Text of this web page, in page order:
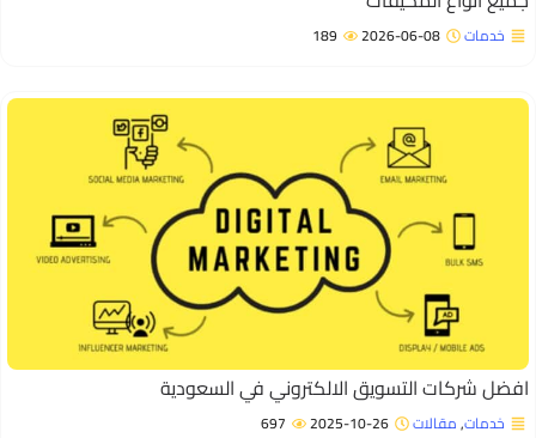
خدمات 2026-06-08
189
شركات التسويق الالكتروني في السعودية
خدمات,مقالات 2025-10-26
697